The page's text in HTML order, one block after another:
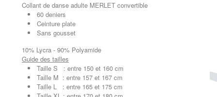
Collant de danse adulte MERLET convertible
60 deniers
Ceinture plate
Sans gousset
10% Lycra - 90% Polyamide
Guide des tailles
Taille S : entre 150 et 160 cm
Taille M : entre 157 et 167 cm
Taille L : entre 165 et 175 cm